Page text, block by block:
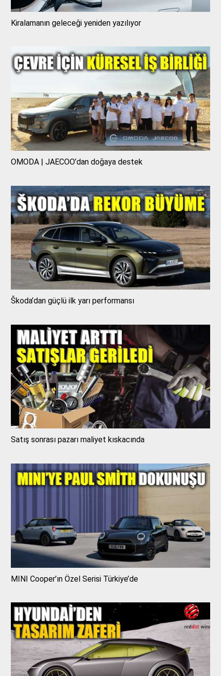
Kiralamanın geleceği yeniden yazılıyor
OMODA | JAECOO’dan doğaya destek
Škoda’dan güçlü ilk yarı performansı
Satış sonrası pazarı maliyet kıskacında
MINI Cooper’ın Özel Serisi Türkiye’de